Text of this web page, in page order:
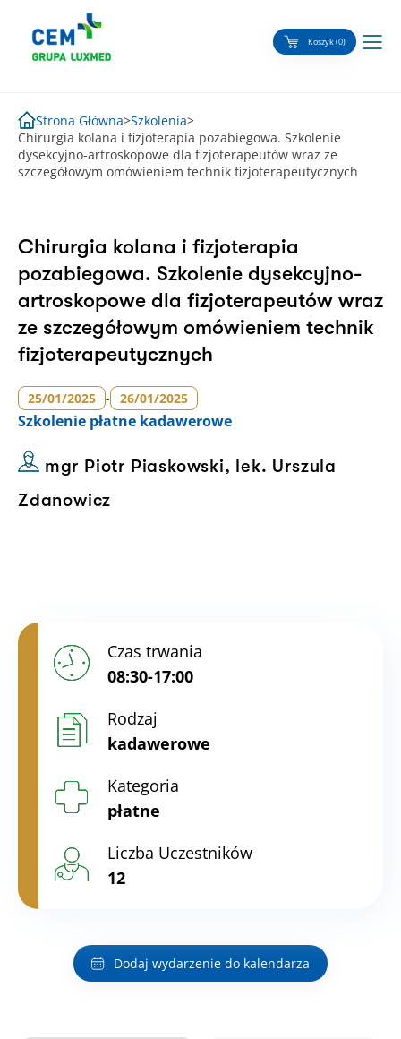
content
Koszyk (0)
Strona Główna>Szkolenia>
Chirurgia kolana i fizjoterapia pozabiegowa. Szkolenie
dysekcyjno-artroskopowe dla fizjoterapeutów wraz ze
szczegółowym omówieniem technik fizjoterapeutycznych
Chirurgia kolana i fizjoterapia
pozabiegowa. Szkolenie dysekcyjno-
artroskopowe dla fizjoterapeutów wraz
ze szczegółowym omówieniem technik
fizjoterapeutycznych
25/01/2025 - 26/01/2025
Szkolenie płatne kadawerowe
mgr Piotr Piaskowski, lek. Urszula
Zdanowicz
Czas trwania
08:30-17:00
Rodzaj
kadawerowe
Kategoria
płatne
Liczba Uczestników
12
Dodaj wydarzenie do kalendarza